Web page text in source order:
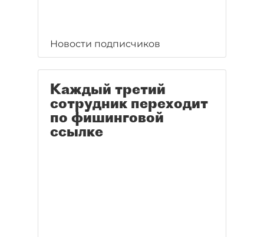
Новости подписчиков
Каждый третий
сотрудник переходит
по фишинговой
ссылке